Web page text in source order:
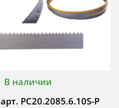
В наличии
арт. PC20.2085.6.10S-P